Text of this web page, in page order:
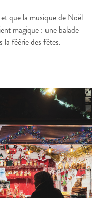
que la musique de Noël
magique : une balade
féérie des fêtes.